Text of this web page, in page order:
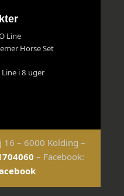
Line
Horse Set
Line i 8 uger
16 – 6000 Kolding –
– Facebook: